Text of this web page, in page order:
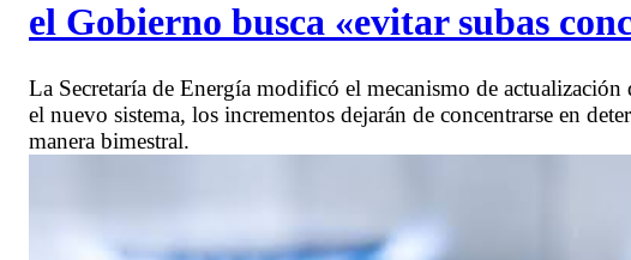
el Gobierno busca «evitar subas
La Secretaría de Energía modificó el mecanismo de
el nuevo sistema, los incrementos dejarán de concentrarse en
manera bimestral.